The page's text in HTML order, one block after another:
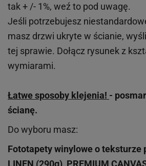
tak + /- 1%, weź to pod uwagę.
Jeśli potrzebujesz
masz drzwi ukryte w ścianie,
tej sprawie. Dołącz rysunek z
wymiarami.
Łatwe sposoby klejenia! -
ścianę.
Do wyboru masz:
Fototapety winylowe oteksturze
LINEN (290g), PREMIUM